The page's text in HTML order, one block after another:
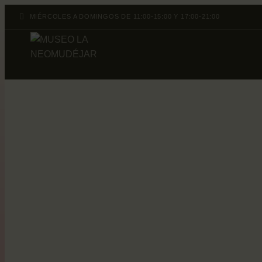
MIÉRCOLES A DOMINGOS DE 11:00-15:00 Y 17:00-21:00